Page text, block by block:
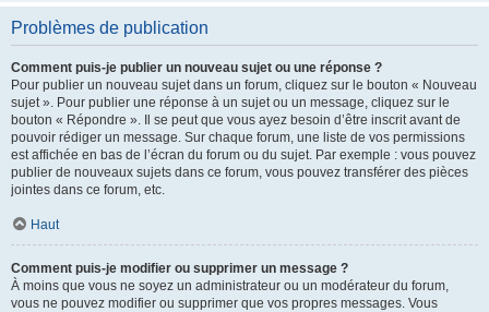
Problèmes de publication
Comment puis-je publier un nouveau sujet ou une réponse ?
Pour publier un nouveau sujet dans un forum, cliquez sur le bouton « Nouveau
sujet ». Pour publier une réponse à un sujet ou un message, cliquez sur le
bouton « Répondre ». Il se peut que vous ayez besoin d’être inscrit avant de
pouvoir rédiger un message. Sur chaque forum, une liste de vos permissions
est affichée en bas de l’écran du forum ou du sujet. Par exemple : vous pouvez
publier de nouveaux sujets dans ce forum, vous pouvez transférer des pièces
jointes dans ce forum, etc.
Haut
Comment puis-je modifier ou supprimer un message ?
À moins que vous ne soyez un administrateur ou un modérateur du forum,
vous ne pouvez modifier ou supprimer que vos propres messages. Vous